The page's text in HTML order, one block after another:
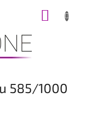
585/1000